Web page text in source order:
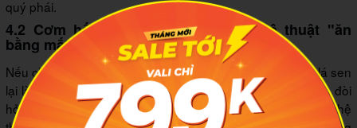
quý phái.
4.2 Cơm hấp lá sen - Đỉnh cao nghệ thuật "ăn
bằng mắt" của cung đình
Nếu chè sen là món tráng miệng thanh tao thì cơm hấp lá sen
lại là ngôi sao sáng giá trên bàn tiệc mặn. Đây là món ăn đòi
hỏi sự bày biện và phối màu vô cùng công phu của nghệ